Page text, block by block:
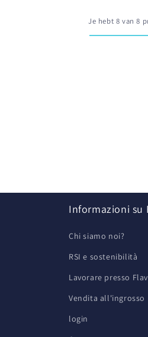
Je hebt 8 van 8
Informazioni su
Chi siamo noi?
RSI e sostenibilità
Lavorare presso
Vendita all'ingrosso
login